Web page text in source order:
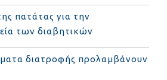
πατάτας για την
των διαβητικών
διατροφής προλαμβάνουν